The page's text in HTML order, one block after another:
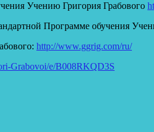
Учению Григория Грабового
Программе обучения
http://www.ggrig.com/ru/
Grabovoi/e/B008RKQD3S